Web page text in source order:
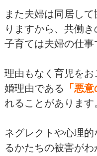
また夫婦は同居し
りますから、共働き
子育ては夫婦の仕事
理由もなく育児を
婚理由である
「悪
れることがあります
ネグレクトや心理的
るかたちの被害が